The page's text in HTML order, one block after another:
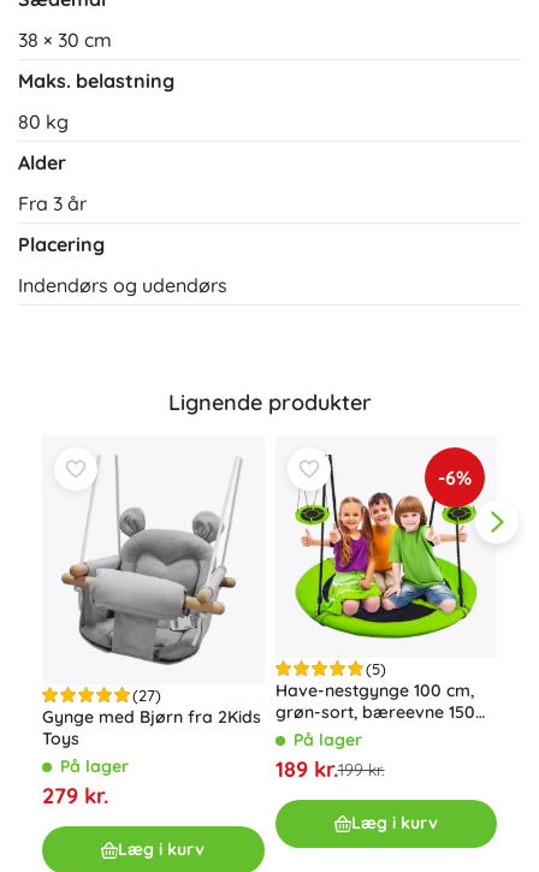
38 × 30 cm
Maks. belastning
80 kg
Alder
Fra 3 år
Placering
Indendørs og udendørs
Lignende produkter
(27)
Gynge med Bjørn fra 2Kids
Toys
På lager
279 kr.
Læg i kurv
-6%
(5)
Have-nestgynge 100 cm,
grøn-sort, bæreevne 150
kgPå lager
189 kr.199 kr.
Læg i kurv